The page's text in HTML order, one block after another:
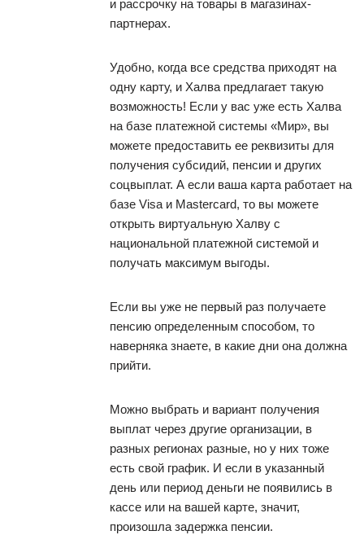
и рассрочку на товары в магазинах-
партнерах.
Удобно, когда все средства приходят на
одну карту, и Халва предлагает такую
возможность! Если у вас уже есть Халва
на базе платежной системы «Мир», вы
можете предоставить ее реквизиты для
получения субсидий, пенсии и других
соцвыплат. А если ваша карта работает на
базе Visa и Mastercard, то вы можете
открыть виртуальную Халву с
национальной платежной системой и
получать максимум выгоды.
Если вы уже не первый раз получаете
пенсию определенным способом, то
наверняка знаете, в какие дни она должна
прийти.
Можно выбрать и вариант получения
выплат через другие организации, в
разных регионах разные, но у них тоже
есть свой график. И если в указанный
день или период деньги не появились в
кассе или на вашей карте, значит,
произошла задержка пенсии.